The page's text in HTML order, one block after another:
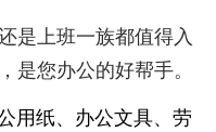
上班一族都值得入
是您办公的好帮手。
用纸、办公文具、劳